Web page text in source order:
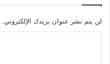
لن يتم نشر عنوان بريدك الإلكتروني.